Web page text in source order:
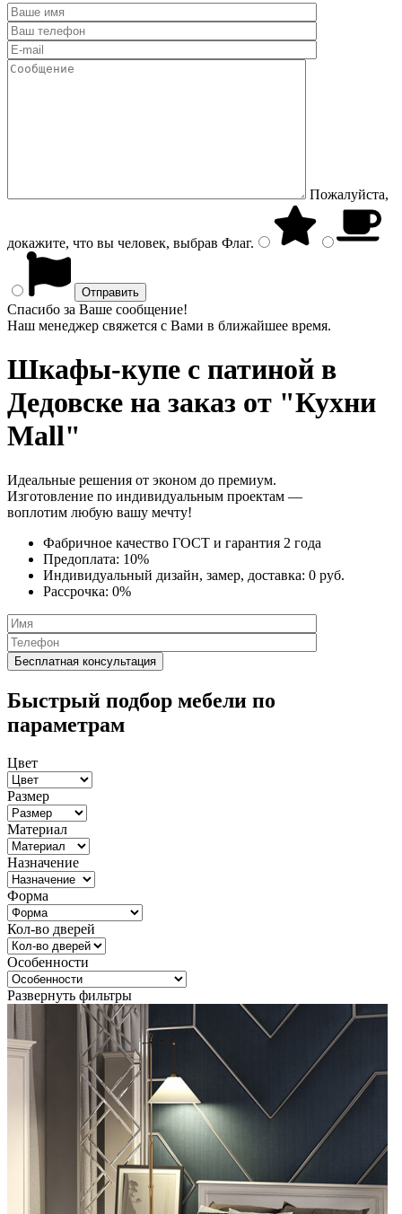
Пожалуйста,
докажите, что вы человек, выбрав Флаг.
Спасибо за Ваше сообщение!
Наш менеджер свяжется с Вами в ближайшее время.
Шкафы-купе с патиной в
Дедовске на заказ от "Кухни
Mall"
Идеальные решения от эконом до премиум.
Изготовление по индивидуальным проектам —
воплотим любую вашу мечту!
Фабричное качество ГОСТ и гарантия 2 года
Предоплата: 10%
Индивидуальный дизайн, замер, доставка: 0 руб.
Рассрочка: 0%
Быстрый подбор мебели по
параметрам
Цвет
Размер
Материал
Назначение
Форма
Кол-во дверей
Особенности
Развернуть фильтры